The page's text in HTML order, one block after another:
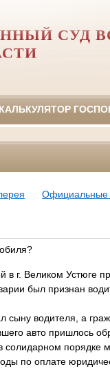
СУД
КАЛЬКУЛЯТОР
г. Великом Устюге
был признан
водителя, а
авто пришлось
солидарном
по оплате